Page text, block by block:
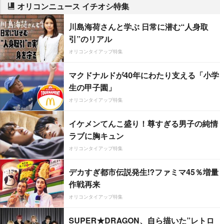
オリコンニュース イチオシ特集
川島海荷さんと学ぶ 日常に潜む“人身取
引”のリアル
オリコンタイアップ特集
マクドナルドが40年にわたり支える「小学
生の甲子園」
オリコンタイアップ特集
イケメンてんこ盛り！尊すぎる男子の純情
ラブに胸キュン
オリコンタイアップ特集
デカすぎ都市伝説発生!?ファミマ45％増量
作戦再来
オリコンタイアップ特集
SUPER★DRAGON、自ら描いた”レトロ